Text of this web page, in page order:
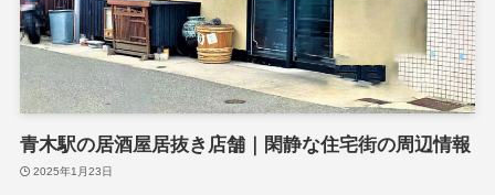
青木駅の居酒屋居抜き店舗｜閑静な住宅街の周辺情報
2025年1月23日